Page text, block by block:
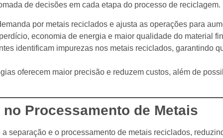
de decisões em cada etapa do processo de reciclagem.
por metais reciclados e ajusta as operações para
economia de energia e maior qualidade do material
identificam impurezas nos metais reciclados, garantindo
oferecem maior precisão e reduzem custos, além de
Processamento de Metais
separação e o processamento de metais reciclados,